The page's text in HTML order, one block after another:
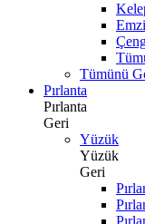
Tümünü
Pırlanta
Pırlanta
Geri
Yüzük
Yüzük
Geri